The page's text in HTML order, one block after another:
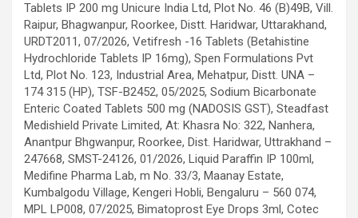
Tablets IP 200 mg Unicure India Ltd, Plot No. 46 (B)49B, Vill.
Raipur, Bhagwanpur, Roorkee, Distt. Haridwar, Uttarakhand,
URDT2011, 07/2026, Vetifresh -16 Tablets (Betahistine
Hydrochloride Tablets IP 16mg), Spen Formulations Pvt
Ltd, Plot No. 123, Industrial Area, Mehatpur, Distt. UNA –
174 315 (HP), TSF-B2452, 05/2025, Sodium Bicarbonate
Enteric Coated Tablets 500 mg (NADOSIS GST), Steadfast
Medishield Private Limited, At: Khasra No: 322, Nanhera,
Anantpur Bhgwanpur, Roorkee, Dist. Haridwar, Uttrakhand –
247668, SMST-24126, 01/2026, Liquid Paraffin IP 100ml,
Medifine Pharma Lab, m No. 33/3, Maanay Estate,
Kumbalgodu Village, Kengeri Hobli, Bengaluru – 560 074,
MPL LP008, 07/2025, Bimatoprost Eye Drops 3ml, Cotec